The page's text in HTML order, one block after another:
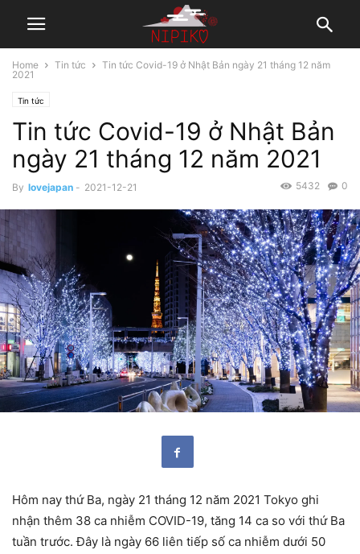
Home Tin tức
Tin tức Covid-19 ở Nhật Bản ngày 21 tháng 12 năm
2021
Tin tức
Tin tức Covid-19 ở Nhật Bản
ngày 21 tháng 12 năm 2021
By lovejapan - 2021-12-21 0
5432
Hôm nay thứ Ba, ngày 21 tháng 12 năm 2021 Tokyo ghi
nhận thêm 38 ca nhiễm COVID-19, tăng 14 ca so với thứ Ba
tuần trước. Đây là ngày 66 liên tiếp số ca nhiễm dưới 50